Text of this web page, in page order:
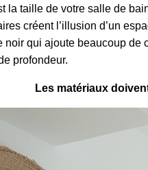
la taille de votre salle de
créent l’illusion d’un
qui ajoute beaucoup
profondeur.
Les matériaux